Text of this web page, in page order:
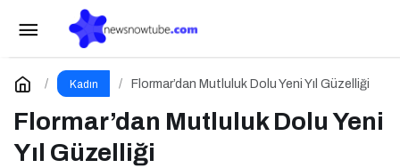
Kadın Flormar’dan Mutluluk Dolu Yeni Yıl Güzelliği
Flormar’dan Mutluluk Dolu Yeni
Yıl Güzelliği
2025 Türkiye Kalıcı Makyaj Sektör Raporu
Açıklandı
Yorum Yap